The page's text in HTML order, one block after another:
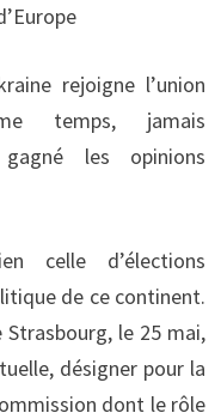
rejoigne l’union
temps, jamais
gagné les opinions
celle d’élections
de ce continent.
le 25 mai,
désigner pour la
dont le rôle